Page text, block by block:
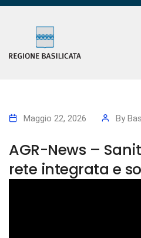
Maggio 22, 2026 By
AGR-News –
rete integrata e